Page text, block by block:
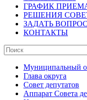
ГРАФИК
РЕШЕНИЯ
ЗАДАТЬ ВОПРОС
КОНТАКТЫ
Муниципальный
Глава округа
Совет депутатов
Аппарат Совета